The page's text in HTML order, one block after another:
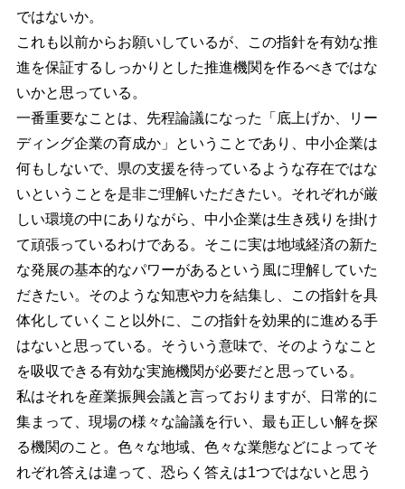
ではないか。
これも以前からお願いしているが、この指針を有効な推
進を保証するしっかりとした推進機関を作るべきではな
いかと思っている。
一番重要なことは、先程論議になった「底上げか、リー
ディング企業の育成か」ということであり、中小企業は
何もしないで、県の支援を待っているような存在ではな
いということを是非ご理解いただきたい。それぞれが厳
しい環境の中にありながら、中小企業は生き残りを掛け
て頑張っているわけである。そこに実は地域経済の新た
な発展の基本的なパワーがあるという風に理解していた
だきたい。そのような知恵や力を結集し、この指針を具
体化していくこと以外に、この指針を効果的に進める手
はないと思っている。そういう意味で、そのようなこと
を吸収できる有効な実施機関が必要だと思っている。
私はそれを産業振興会議と言っておりますが、日常的に
集まって、現場の様々な論議を行い、最も正しい解を探
る機関のこと。色々な地域、色々な業態などによってそ
れぞれ答えは違って、恐らく答えは1つではないと思う